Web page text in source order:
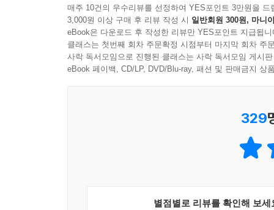
냉담한 세상에서 인간성을 잃지 않고 살아가기
맞서야 한다. 그리고 나와 타인을 위해, 더 나은
을 견디고 있는 그대로의 나로서 살아가기 위하여.
---「에필로그」중에서
누구도 흉내 내지 않고 누구도 부러워하지 않는
나를 인정하고 사랑하는 방법을 말하다
아무런 잘못 없이 스스로를 질책해야 했던 나와 닮
우린 잘못이 없다고. 나로서 당당하게 살아가도 된
이 책은 사회 심리학을 편한 에세이로 풀어내
직장 동료의 이야기, 친구의 직장 동료의 가족의
흙수저로 나누는 사람들에 대한 이야기를 통해
매주 10건의 우수리뷰를 선정하여 YES포인트 3만원을 드
3,000원 이상 구매 후 리뷰 작성 시 일반회원 300원, 마니
eBook은 다운로드 후 작성한 리뷰만 YES포인트 지급됩니
클래스는 첫번째 회차 주문확정 시점부터 마지막 회차 주
사락 독서모임으로 진행된 클래스는 사락 독서모임 게시
eBook 페이백, CD/LP, DVD/Blu-ray, 패션 및 판매금지 상
329
별점별로 리뷰를 확인해 보세